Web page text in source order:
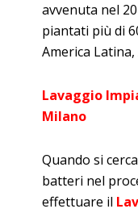
avvenuta nel
piantati più di
America
Lavaggio
Milano
Quando si
batteri nel
effettuare il